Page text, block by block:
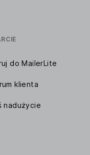
do MailerLite
klienta
nadużycie